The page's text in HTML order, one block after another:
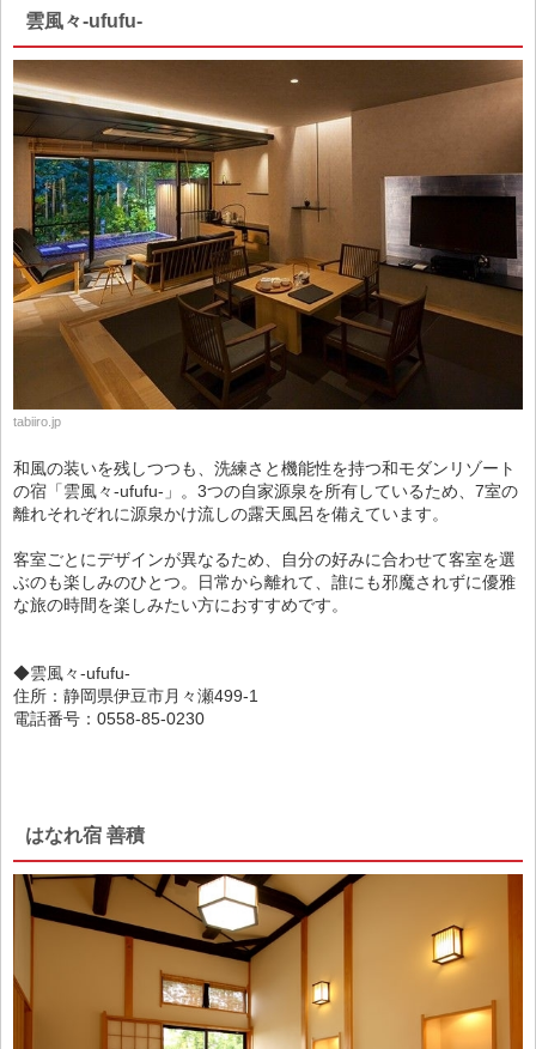
雲風々-ufufu-
tabiiro.jp
和風の装いを残しつつも、洗練さと機能性を持つ和モダンリゾート
の宿「雲風々-ufufu-」。3つの自家源泉を所有しているため、7室の
離れそれぞれに源泉かけ流しの露天風呂を備えています。
客室ごとにデザインが異なるため、自分の好みに合わせて客室を選
ぶのも楽しみのひとつ。日常から離れて、誰にも邪魔されずに優雅
な旅の時間を楽しみたい方におすすめです。
◆雲風々-ufufu-
住所：静岡県伊豆市月々瀬499-1
電話番号：0558-85-0230
はなれ宿 善積